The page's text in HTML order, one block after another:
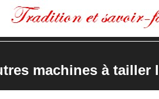
machines à tailler